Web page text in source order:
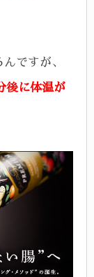
ですが、
後に体温が